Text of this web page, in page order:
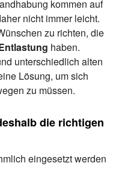
kommen auf
nicht immer leicht.
zu richten, die
haben.
unterschiedlich alten
Lösung, um sich
zu müssen.
die richtigen
eingesetzt werden